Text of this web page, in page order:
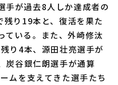
が過去8人しか達成者の
り19本と、復活を果た
ている。また、外崎修汰
り4本、源田壮亮選手が
炭谷銀仁朗選手が通算
ムを支えてきた選手たち